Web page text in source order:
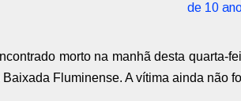
de 10
morto na manhã desta quarta-
Baixada Fluminense. A vítima ainda não